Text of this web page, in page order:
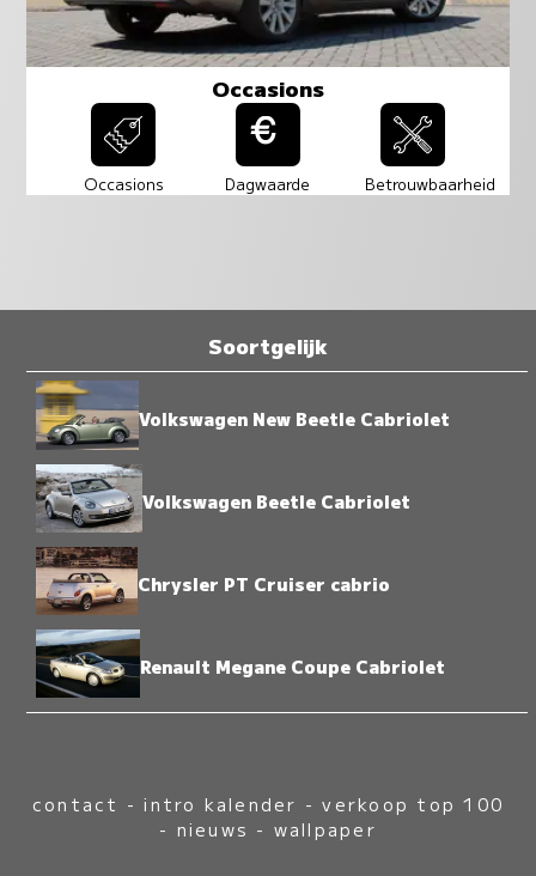
Occasions
Occasions Dagwaarde Betrouwbaarheid
Soortgelijk
Volkswagen New Beetle Cabriolet
Volkswagen Beetle Cabriolet
Chrysler PT Cruiser cabrio
Renault Megane Coupe Cabriolet
contact -intro kalender -verkoop top 100
- nieuws - wallpaper